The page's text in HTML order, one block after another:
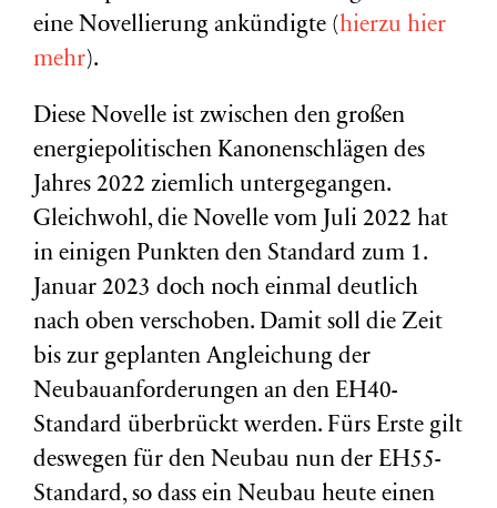
eine Novellierung ankündigte (hierzu hier
mehr).
Diese Novelle ist zwischen den großen
energiepolitischen Kanonenschlägen des
Jahres 2022 ziemlich untergegangen.
Gleichwohl, die Novelle vom Juli 2022 hat
in einigen Punkten den Standard zum 1.
Januar 2023 doch noch einmal deutlich
nach oben verschoben. Damit soll die Zeit
bis zur geplanten Angleichung der
Neubauanforderungen an den EH40-
Standard überbrückt werden. Fürs Erste gilt
deswegen für den Neubau nun der EH55-
Standard, so dass ein Neubau heute einen